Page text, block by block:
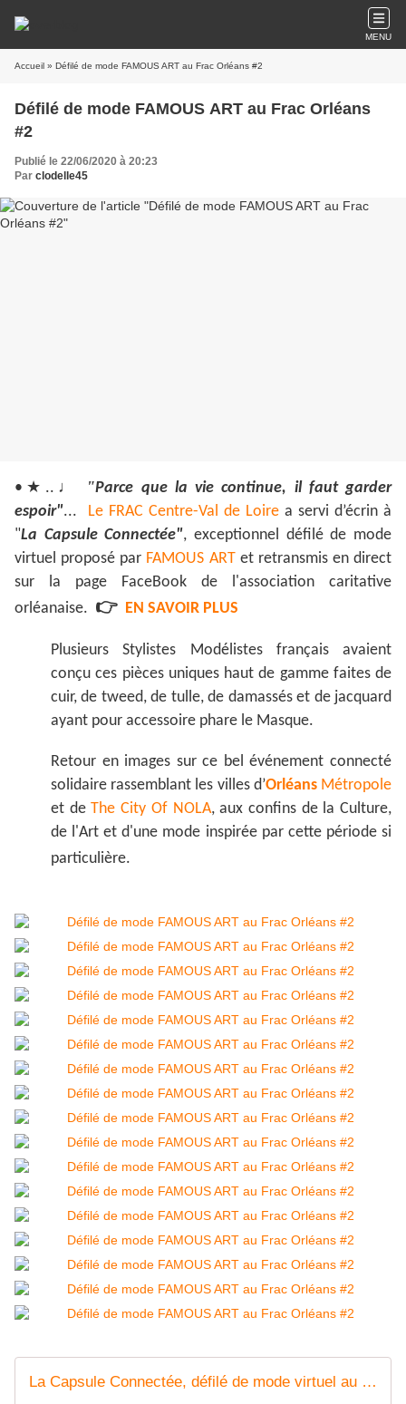
MENU
Accueil » Défilé de mode FAMOUS ART au Frac Orléans #2
Défilé de mode FAMOUS ART au Frac Orléans
#2
Publié le 22/06/2020 à 20:23
Par clodelle45
• ★ .. ♩ "Parce que la vie continue, il faut garder
espoir"... Le FRAC Centre-Val de Loire a servi d’écrin à
"La Capsule Connectée", exceptionnel défilé de mode
virtuel proposé par FAMOUS ARTet retransmis en direct
sur la page FaceBook de l'association caritative
orléanaise. 👉 EN SAVOIR PLUS
Plusieurs Stylistes Modélistes français avaient
conçu ces pièces uniques haut de gamme faites de
cuir, de tweed, de tulle, de damassés et de jacquard
ayant pour accessoire phare le Masque.
Retour en images sur ce bel événement connecté
solidaire rassemblant les villes d’Orléans Métropole
et deThe City Of NOLA, aux confins de la Culture,
de l'Art et d'une mode inspirée par cette période si
particulière.
La Capsule Connectée, défilé de mode virtuel au FRAC - Proposé par FAMOUS ART le 20 juin à 18h - GRATUIT - VIVRE AUTREMENT VOS LOISIRS avec Clodelle